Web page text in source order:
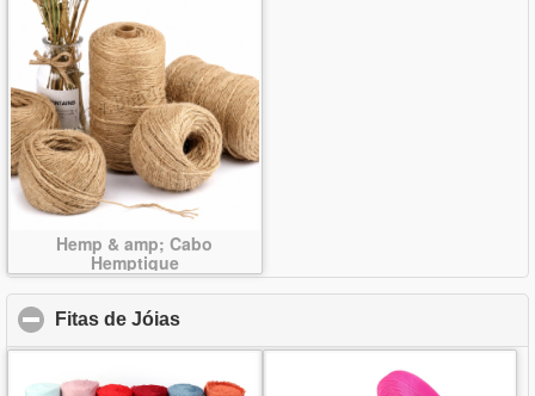
Hemp & amp; Cabo
Hemptique
Fitas de Jóias